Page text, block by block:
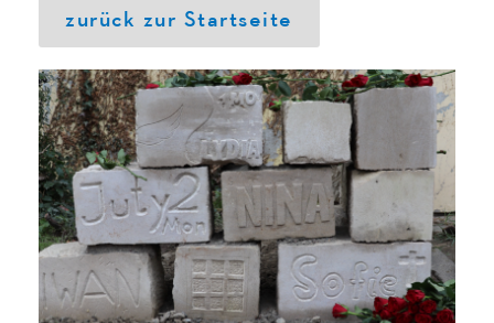
zurück zur Startseite